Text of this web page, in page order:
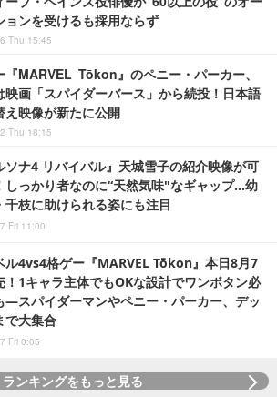
ョンを受けるも採用ならず
Thu 15:45
『MARVEL Tōkon』のペニー・パーカー、
映画「スパイダーバース」から続投！日本語
え映像が新たに公開
Thu 18:15
ソナ4 リバイバル』天城雪子の紹介映像が可
しっかり者なのに“天然気味"なギャップ…幼
千枝に助けられる姿にも注目
Fri 11:00
ル4vs4格ゲー『MARVEL Tōkon』本日8月7
！1キャラ主体でもOKな設計でワンボタン必
―スパイダーマンやペニー・パーカー、デッ
で大集合
Fri 0:05
ランキングをもっと見る